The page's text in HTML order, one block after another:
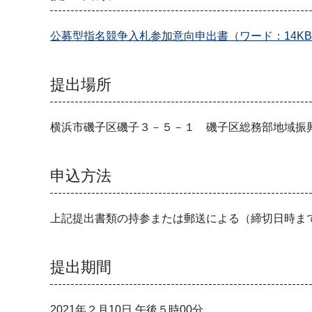
公募型指名競争入札参加意向申出書（ワード：14KB
提出場所
横浜市磯子区磯子３－５－１ 磯子区総務部地域振
申込方法
上記提出書類の持参または郵送による（締切日時ま
提出期間